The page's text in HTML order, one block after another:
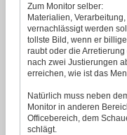
Zum Monitor selber:
Materialien,
vernachlässigt werden
tollste Bild, wenn er
raubt oder die
nach zwei Justierungen
erreichen, wie ist das
Natürlich muss neben
Monitor in anderen
Officebereich, dem
schlägt.